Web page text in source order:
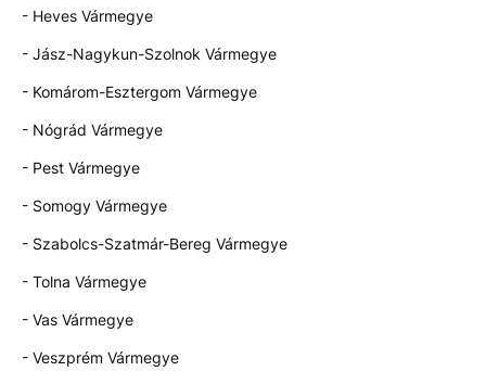
- Heves Vármegye
- Jász-Nagykun-Szolnok Vármegye
- Komárom-Esztergom Vármegye
- Nógrád Vármegye
- Pest Vármegye
- Somogy Vármegye
- Szabolcs-Szatmár-Bereg Vármegye
- Tolna Vármegye
- Vas Vármegye
- Veszprém Vármegye